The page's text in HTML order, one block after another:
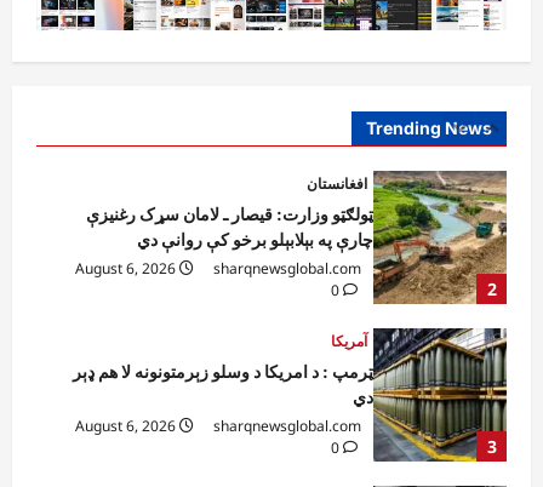
Trending News2
افغانستان
sharqnewsglobal.com
3
آمریکا
ټرمپ : د امریکا د وسلو زېرمتونونه لا هم ډېر
دي
sharqnewsglobal.com
0
4
آمریکا
ټرمپ : ایران سره خبرې د پوځي اقدام پر ځای
غوره بولي
sharqnewsglobal.com
0